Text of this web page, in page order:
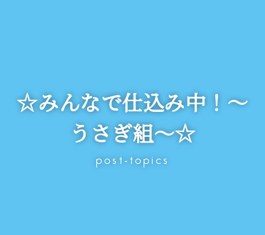
☆みんなで仕込み中！～
うさぎ組～☆
post-topics